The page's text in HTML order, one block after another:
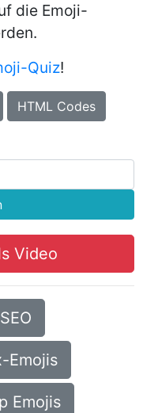
die Emoji-
Quiz!
HTML Codes
Video
Emojis
Emojis